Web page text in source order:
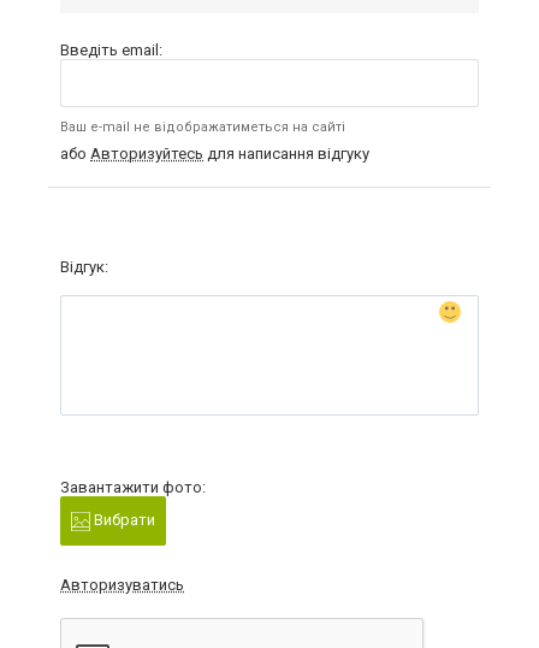
Введіть email:
Ваш e-mail не відображатиметься на сайті
або Авторизуйтесь для написання відгуку
Відгук:
Завантажити фото:
Вибрати
Авторизуватись